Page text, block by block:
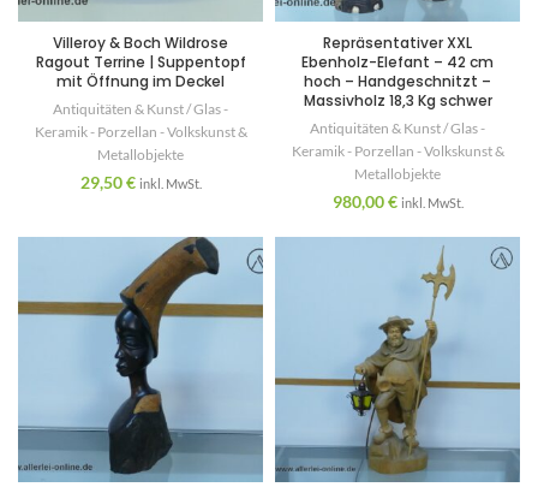
Villeroy & Boch Wildrose
Ragout Terrine | Suppentopf
mit Öffnung im Deckel
Antiquitäten & Kunst / Glas -
Keramik - Porzellan - Volkskunst &
Metallobjekte
29,50€ inkl. MwSt.
Repräsentativer XXL
Ebenholz-Elefant – 42 cm
hoch – Handgeschnitzt –
Massivholz 18,3 Kg schwer
Antiquitäten & Kunst / Glas -
Keramik - Porzellan - Volkskunst &
Metallobjekte
980,00€ inkl. MwSt.